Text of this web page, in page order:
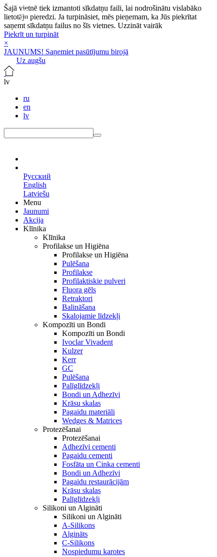
Šajā vietnē tiek izmantoti sīkdatņu faili, lai nodrošinātu vislabāko
lietotāju pieredzi. Ja turpināsiet, mēs pieņemam, ka Jūs piekrītat
saņemt sīkdatņu failus no šīs vietnes. Uzzināt vairāk
Piekrīt un turpināt
×
JAUNUMS! Saņemiet pasūtījumu birojā
Uz augšu
lv
ru
en
lv
Русский
English
Latviešu
Menu
Jaunumi
Akcija
Klīnika
Klīnika
Profilakse un Higiēna
Profilakse un Higiēna
Pulēšana
Profilakse
Profilaktiskie pulveri
Fluora gēls
Retraktori
Balināšana
Skalojamie līdzekļi
Kompozīti un Bondi
Kompozīti un Bondi
Ivoclar Vivadent
Kulzer
Kerr
GC
Pulēšana
Palīglīdzekļi
Bondi un Adhezīvi
Krāsu skalas
Pagaidu materiāli
Wedges & Matrices
Protezēšanai
Protezēšanai
Adhezīvi cementi
Pagaidu cementi
Fosfāta un Cinka cementi
Bondi un Adhezīvi
Pagaidu restaurācijām
Krāsu skalas
Palīglīdzekļi
Silikoni un Algināti
Silikoni un Algināti
A-Silikons
Algināts
C-Silikons
Nospiedumu karotes